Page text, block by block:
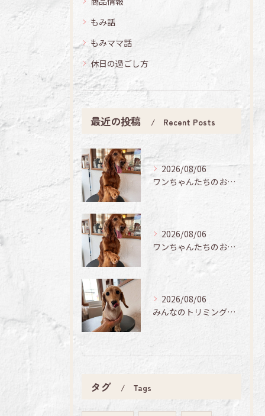
もみ話
もみママ話
休日の過ごし方
最近の投稿 Recent Posts
2026/08/06
ワンちゃんたちのお手入れ日記🐶✨
2026/08/06
ワンちゃんたちのお手入れ日記🐶✨
2026/08/06
みんなのトリミング日記🌟
タグ Tags